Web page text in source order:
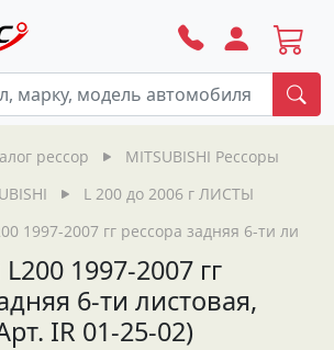
рессор
MITSUBISHI Рессоры
L 200 до 2006 г ЛИСТЫ
1997-2007 гг рессора задняя 6-ти
1997-2007 гг
6-ти листовая,
IR 01-25-02)